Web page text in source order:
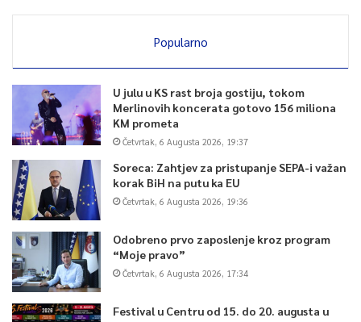
Popularno
U julu u KS rast broja gostiju, tokom
Merlinovih koncerata gotovo 156 miliona
KM prometa
Četvrtak, 6 Augusta 2026, 19:37
Soreca: Zahtjev za pristupanje SEPA-i važan
korak BiH na putu ka EU
Četvrtak, 6 Augusta 2026, 19:36
Odobreno prvo zaposlenje kroz program
“Moje pravo”
Četvrtak, 6 Augusta 2026, 17:34
Festival u Centru od 15. do 20. augusta u